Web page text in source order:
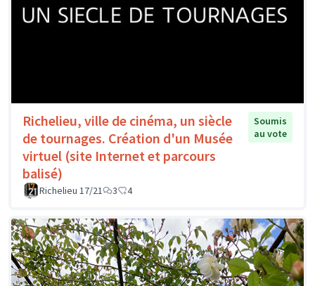
Richelieu, ville de cinéma, un siècle
de tournages. Création d'un Musée
virtuel (site Internet et parcours
balisé)
Soumis
au vote
Richelieu 17/21 3 4